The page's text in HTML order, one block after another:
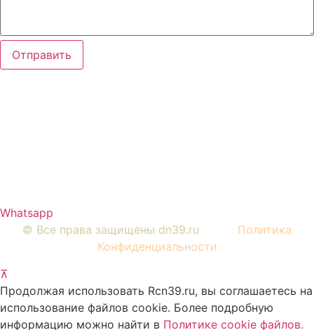
Отправить
Whatsapp
© Все права защищены dn39.ru Политика
Конфиденциальности
⊼
Продолжая использовать Rcn39.ru, вы соглашаетесь на
использование файлов cookie. Более подробную
информацию можно найти в Политике cookie файлов.